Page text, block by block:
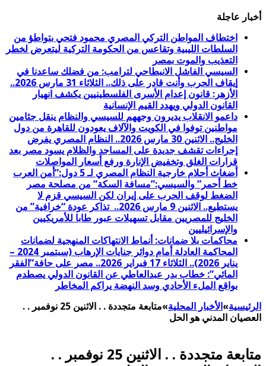
أخبار عاجلة
اختطاف المواطن التركي المصري محمود فتحي بتواطؤ من
السلطات الليبية وتقاعس من الحكومة التركية ليتعرض لخطر
التعذيب والموت بمصر
السيسي الفاشل الانبطاحي لترامب: من فضلك ساعدنا في
إيقاف الحرب وأنت قادر على ذلك.. الثلاثاء 31 مارس 2026..
الأزهر: قانون إعدام الأسرى الفلسطينيين يكشف انهيار
القانون الدولي ويهدد القيم الإنسانية
داعمو الانقلاب يديرون وجههم للسيسي والنظام ينقل جثامين
مواطنين توفوا في الكويت والآلاف يعودون للقاهرة من دول
الخليج.. الاثنين 30 مارس 2026.. النظام المصري يفرض
إجراءات تقشف جديدة على المساجد والظلام يسود مصر بعد
قرارات الغلق وتخفيض الإنارة ورفع أسعار المواصلات
أضغاث أحلام خارجية النظام المصري لـ 5 دول:”أمن العرب
خط أحمر” والسيسي:”مسافة السكة” من مصلحة مصر
الضغط لوقف الحرب على إيران لكن السيسي قزم لا
يستطيع.. الاثنين 9 مارس 2026.. تذاكر عودة “خرافية” من
الخليج للمصريين مقابل تسهيلات عبور طابا للأمريكيين
والإسرائيليين
محاكمات بلا ضمانات: أنماط الانتهاكات المنهجية لضمانات
المحاكمة العادلة أمام دوائر جنايات الإرهاب (سبتمبر 2024 –
يناير 2026).. الثلاثاء 17 فبراير 2026.. مصر على حافة”الفقر
المائي”: خطاب بدر عبدالعاطي عن القانون الدولي يصطدم
بواقع الملء الأحادي وسد النهضة يراكم المخاطر
الرئيسية»الأخبار المحلية»
متابعة متجددة . . الاثنين 25 نوفمبر . .
العصيان المدني هو الحل
متابعة متجددة . . الاثنين 25 نوفمبر . .